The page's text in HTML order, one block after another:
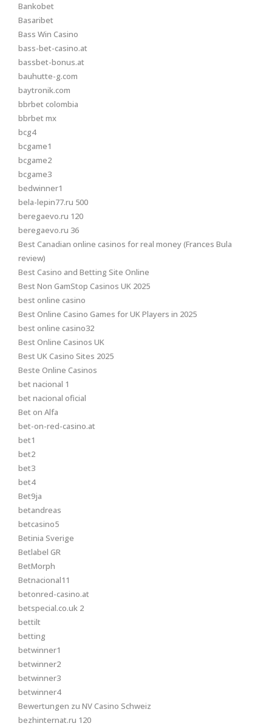
Bankobet
Basaribet
Bass Win Casino
bass-bet-casino.at
bassbet-bonus.at
bauhutte-g.com
baytronik.com
bbrbet colombia
bbrbet mx
bcg4
bcgame1
bcgame2
bcgame3
bedwinner1
bela-lepin77.ru 500
beregaevo.ru 120
beregaevo.ru 36
Best Canadian online casinos for real money (Frances Bula
review)
Best Casino and Betting Site Online
Best Non GamStop Casinos UK 2025
best online casino
Best Online Casino Games for UK Players in 2025
best online casino32
Best Online Casinos UK
Best UK Casino Sites 2025
Beste Online Casinos
bet nacional 1
bet nacional oficial
Bet on Alfa
bet-on-red-casino.at
bet1
bet2
bet3
bet4
Bet9ja
betandreas
betcasino5
Betinia Sverige
Betlabel GR
BetMorph
Betnacional11
betonred-casino.at
betspecial.co.uk 2
bettilt
betting
betwinner1
betwinner2
betwinner3
betwinner4
Bewertungen zu NV Casino Schweiz
bezhinternat.ru 120